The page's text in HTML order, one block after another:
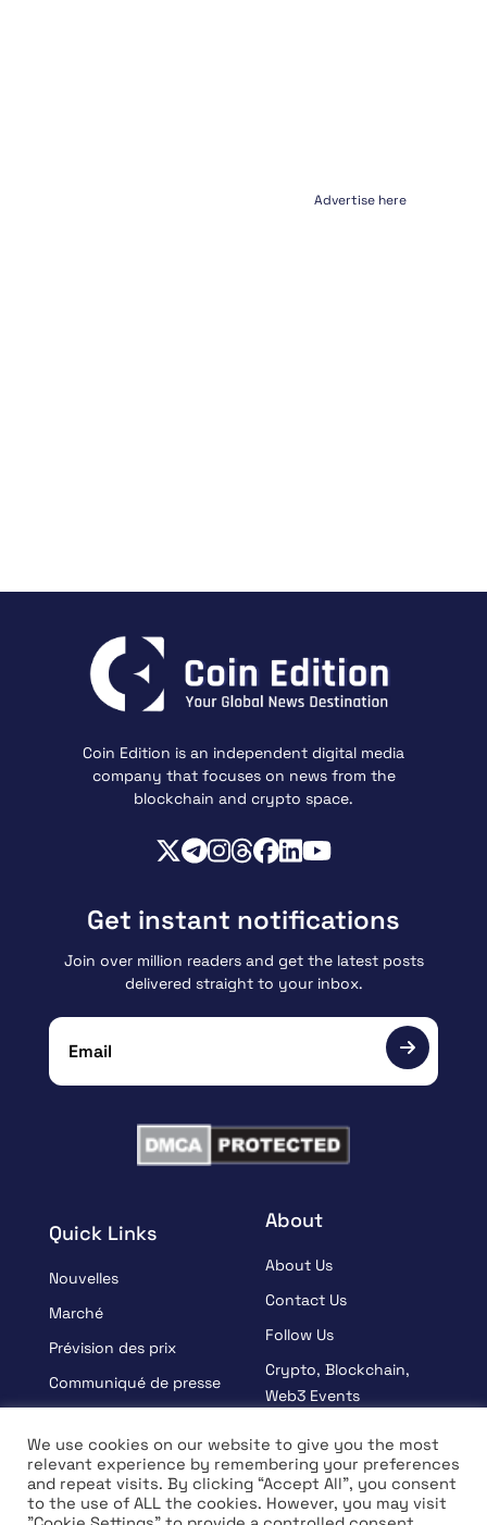
Advertise here
Coin Edition is an independent digital media
company that focuses on news from the
blockchain and crypto space.
Quick Links
Nouvelles
Marché
Prévision des prix
Communiqué de presse
Apprendre
Entrevue
About
About Us
Contact Us
Follow Us
Crypto, Blockchain,
Web3 Events
Terms And Condition
Privacy Policy
Get instant notifications
Join over million readers and get the latest posts
delivered straight to your inbox.
We use cookies on our website to give you the most
relevant experience by remembering your preferences
and repeat visits. By clicking “Accept All”, you consent
to the use of ALL the cookies. However, you may visit